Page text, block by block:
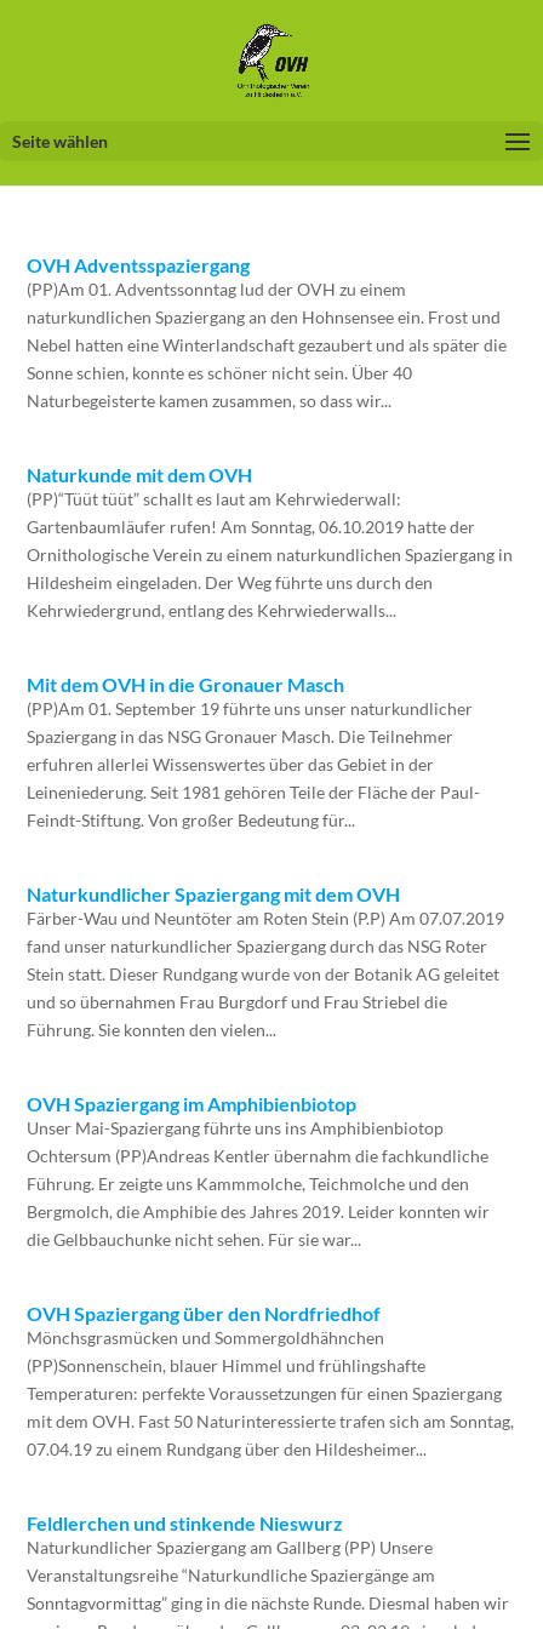
Seite wählen
OVH Adventsspaziergang
(PP)Am 01. Adventssonntag lud der OVH zu einem
naturkundlichen Spaziergang an den Hohnsensee ein. Frost und
Nebel hatten eine Winterlandschaft gezaubert und als später die
Sonne schien, konnte es schöner nicht sein. Über 40
Naturbegeisterte kamen zusammen, so dass wir...
Naturkunde mit dem OVH
(PP)“Tüüt tüüt” schallt es laut am Kehrwiederwall:
Gartenbaumläufer rufen! Am Sonntag, 06.10.2019 hatte der
Ornithologische Verein zu einem naturkundlichen Spaziergang in
Hildesheim eingeladen. Der Weg führte uns durch den
Kehrwiedergrund, entlang des Kehrwiederwalls...
Mit dem OVH in die Gronauer Masch
(PP)Am 01. September 19 führte uns unser naturkundlicher
Spaziergang in das NSG Gronauer Masch. Die Teilnehmer
erfuhren allerlei Wissenswertes über das Gebiet in der
Leineniederung. Seit 1981 gehören Teile der Fläche der Paul-
Feindt-Stiftung. Von großer Bedeutung für...
Naturkundlicher Spaziergang mit dem OVH
Färber-Wau und Neuntöter am Roten Stein (P.P) Am 07.07.2019
fand unser naturkundlicher Spaziergang durch das NSG Roter
Stein statt. Dieser Rundgang wurde von der Botanik AG geleitet
und so übernahmen Frau Burgdorf und Frau Striebel die
Führung. Sie konnten den vielen...
OVH Spaziergang im Amphibienbiotop
Unser Mai-Spaziergang führte uns ins Amphibienbiotop
Ochtersum (PP)Andreas Kentler übernahm die fachkundliche
Führung. Er zeigte uns Kammmolche, Teichmolche und den
Bergmolch, die Amphibie des Jahres 2019. Leider konnten wir
die Gelbbauchunke nicht sehen. Für sie war...
OVH Spaziergang über den Nordfriedhof
Mönchsgrasmücken und Sommergoldhähnchen
(PP)Sonnenschein, blauer Himmel und frühlingshafte
Temperaturen: perfekte Voraussetzungen für einen Spaziergang
mit dem OVH. Fast 50 Naturinteressierte trafen sich am Sonntag,
07.04.19 zu einem Rundgang über den Hildesheimer...
Feldlerchen und stinkende Nieswurz
Naturkundlicher Spaziergang am Gallberg (PP) Unsere
Veranstaltungsreihe “Naturkundliche Spaziergänge am
Sonntagvormittag” ging in die nächste Runde. Diesmal haben wir